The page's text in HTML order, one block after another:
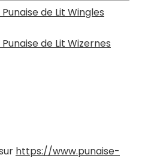
de Lit Wingles
de Lit Wizernes
https://www.punaise-